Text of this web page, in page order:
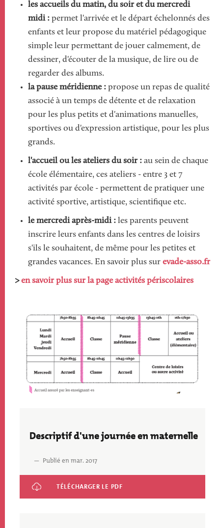
les accueils du matin, du soir et du mercredi
midi : permet l'arrivée et le départ échelonnés des
enfants et leur propose du matériel pédagogique
simple leur permettant de jouer calmement, de
dessiner, d'écouter de la musique, de lire ou de
regarder des albums.
la pause méridienne : propose un repas de qualité
associé à un temps de détente et de relaxation
pour les plus petits et d'animations manuelles,
sportives ou d'expression artistique, pour les plus
grands.
l'accueil ou les ateliers du soir : au sein de chaque
école élémentaire, ces ateliers - entre 3 et 7
activités par école - permettent de pratiquer une
activité sportive, artistique, scientifique etc.
le mercredi après-midi : les parents peuvent
inscrire leurs enfants dans les centres de loisirs
s'ils le souhaitent, de même pour les petites et
grandes vacances. En savoir plus sur evade-asso.fr
>en savoir plus sur la page activités périscolaires
Descriptif d'une journée en maternelle
Publié en mar. 2017
Descriptif d'une journée en maternelle